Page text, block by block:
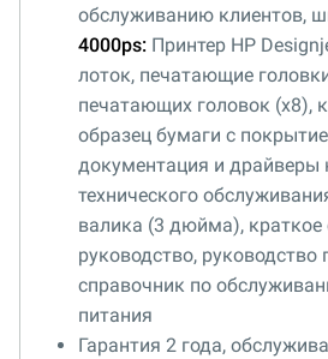
обслуживанию клиентов,
4000ps: Принтер HP
лоток, печатающие
печатающих головок (x8),
образец бумаги с
документация и драйверы
технического
валика (3 дюйма), краткое
руководство, руководство
справочник по
питания
Гарантия 2 года,